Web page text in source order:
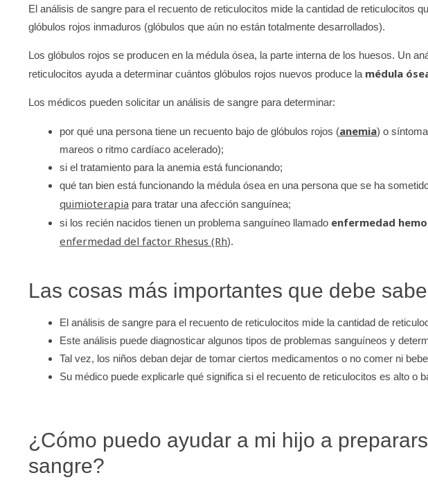
El análisis de sangre para el recuento de reticulocitos mide la cantidad de reticulocitos
glóbulos rojos inmaduros (glóbulos que aún no están totalmente desarrollados).
Los glóbulos rojos se producen en la médula ósea, la parte interna de los huesos. Un
reticulocitos ayuda a determinar cuántos glóbulos rojos nuevos produce la médula
Los médicos pueden solicitar un análisis de sangre para determinar:
por qué una persona tiene un recuento bajo de glóbulos rojos (anemia) o
mareos o ritmo cardíaco acelerado);
si el tratamiento para la anemia está funcionando;
qué tan bien está funcionando la médula ósea en una persona que se ha
quimioterapia para tratar una afección sanguínea;
si los recién nacidos tienen un problema sanguíneo llamado enfermedad
enfermedad del factor Rhesus (Rh).
Las cosas más importantes que debe
El análisis de sangre para el recuento de reticulocitos mide la cantidad de
Este análisis puede diagnosticar algunos tipos de problemas sanguíneos y
Tal vez, los niños deban dejar de tomar ciertos medicamentos o no comer ni
Su médico puede explicarle qué significa si el recuento de reticulocitos es alto o
¿Cómo puedo ayudar a mi hijo a
sangre?